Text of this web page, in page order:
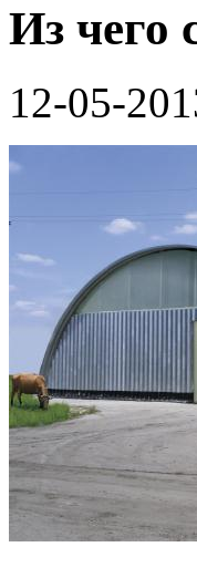
Из чего
12-05-